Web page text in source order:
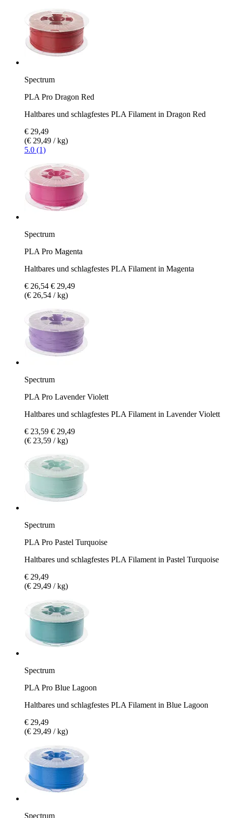
Spectrum
PLA Pro Dragon Red
Haltbares und schlagfestes PLA Filament in Dragon Red
€ 29,49
(€ 29,49 / kg)
5.0 (1)
Spectrum
PLA Pro Magenta
Haltbares und schlagfestes PLA Filament in Magenta
€ 26,54 € 29,49
(€ 26,54 / kg)
Spectrum
PLA Pro Lavender Violett
Haltbares und schlagfestes PLA Filament in Lavender Violett
€ 23,59 € 29,49
(€ 23,59 / kg)
Spectrum
PLA Pro Pastel Turquoise
Haltbares und schlagfestes PLA Filament in Pastel Turquoise
€ 29,49
(€ 29,49 / kg)
Spectrum
PLA Pro Blue Lagoon
Haltbares und schlagfestes PLA Filament in Blue Lagoon
€ 29,49
(€ 29,49 / kg)
Spectrum